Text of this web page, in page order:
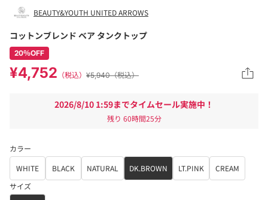
BEAUTY&YOUTH UNITED ARROWS
コットンブレンド ベア タンクトップ
20％OFF
¥4,752 （税込） ¥5,940（税込）
2026/8/10 1:59までタイムセール実施中！
残り 60時間25分
カラー
WHITE
BLACK NATURAL DK.BROWN LT.PINK
CREAM
サイズ